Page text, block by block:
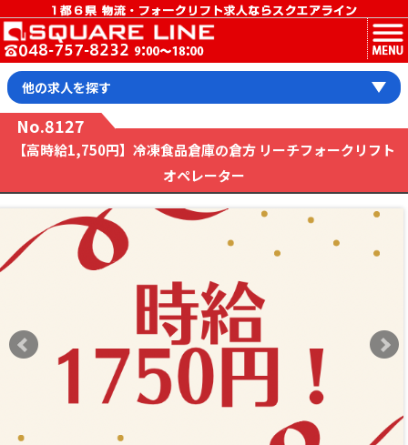
MENU
他の求人を探す
No.8127
【高時給1,750円】冷凍食品倉庫の倉方 リーチフォークリフト
オペレーター